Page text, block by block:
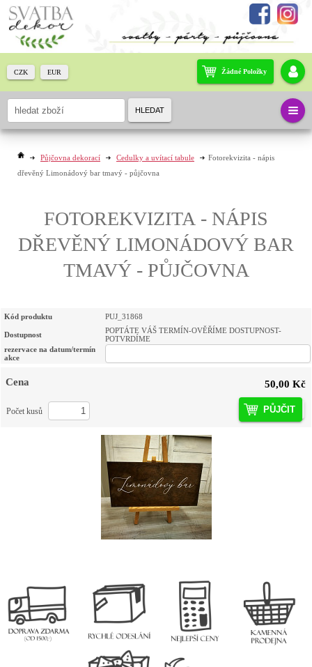
Půjčovna dekorací Cedulky a uvítací tabule
Fotorekvizita - nápis
dřevěný Limonádový bar tmavý - půjčovna
FOTOREKVIZITA - NÁPIS
DŘEVĚNÝ LIMONÁDOVÝ BAR
TMAVÝ - PŮJČOVNA
Kód produktu PUJ_31868
Dostupnost
POPTÁTE VÁŠ TERMÍN-OVĚŘÍME DOSTUPNOST-
POTVRDÍME
rezervace na datum/termín
akce
Cena 50,00 Kč
PŮJČIT
Počet kusů
Žádné Položky
CZK EUR
HLEDAT